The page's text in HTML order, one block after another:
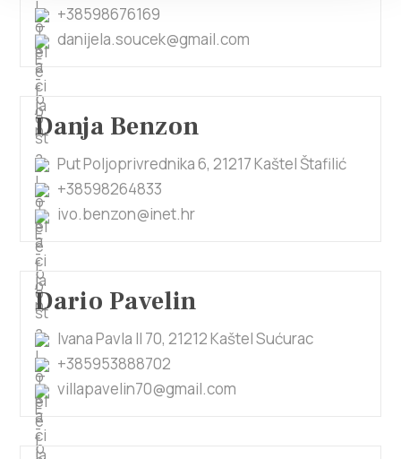
+38598676169
danijela.soucek@gmail.com
Danja Benzon
Put Poljoprivrednika 6, 21217 Kaštel Štafilić
+38598264833
ivo.benzon@inet.hr
Dario Pavelin
Ivana Pavla II 70, 21212 Kaštel Sućurac
+385953888702
villapavelin70@gmail.com